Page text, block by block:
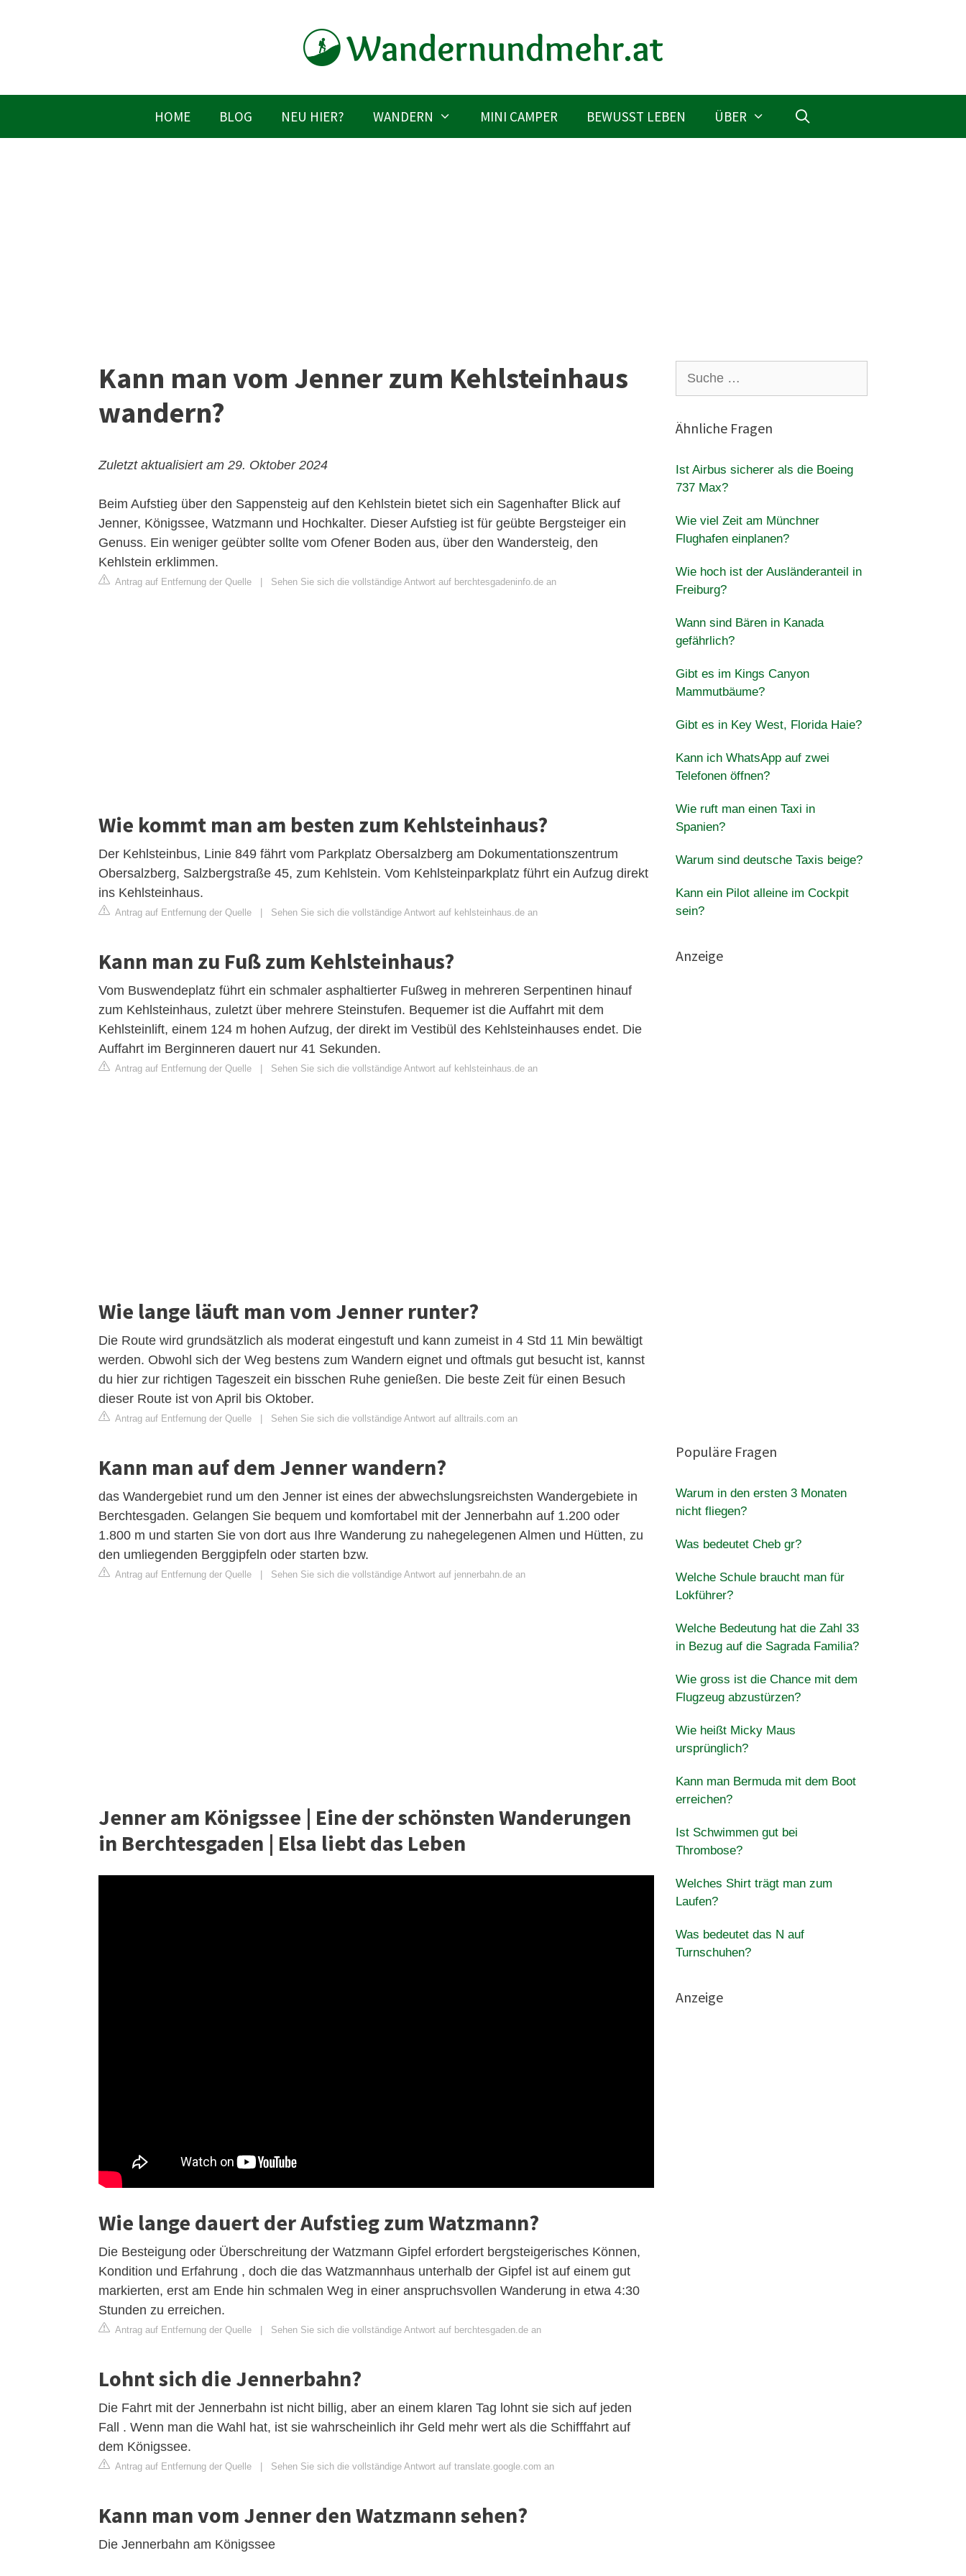
HOME BLOG NEU HIER? WANDERN MINI CAMPER BEWUSST LEBEN ÜBER
Kann man vom Jenner zum Kehlsteinhaus
wandern?
Zuletzt aktualisiert am 29. Oktober 2024
Beim Aufstieg über den Sappensteig auf den Kehlstein bietet sich ein Sagenhafter Blick auf
Jenner, Königssee, Watzmann und Hochkalter. Dieser Aufstieg ist für geübte Bergsteiger ein
Genuss. Ein weniger geübter sollte vom Ofener Boden aus, über den Wandersteig, den
Kehlstein erklimmen.
Antrag auf Entfernung der Quelle Sehen Sie sich die vollständige Antwort auf berchtesgadeninfo.de an
Wie kommt man am besten zum Kehlsteinhaus?
Der Kehlsteinbus, Linie 849 fährt vom Parkplatz Obersalzberg am Dokumentationszentrum
Obersalzberg, Salzbergstraße 45, zum Kehlstein. Vom Kehlsteinparkplatz führt ein Aufzug direkt
ins Kehlsteinhaus.
Antrag auf Entfernung der Quelle Sehen Sie sich die vollständige Antwort auf kehlsteinhaus.de an
Kann man zu Fuß zum Kehlsteinhaus?
Vom Buswendeplatz führt ein schmaler asphaltierter Fußweg in mehreren Serpentinen hinauf
zum Kehlsteinhaus, zuletzt über mehrere Steinstufen. Bequemer ist die Auffahrt mit dem
Kehlsteinlift, einem 124 m hohen Aufzug, der direkt im Vestibül des Kehlsteinhauses endet. Die
Auffahrt im Berginneren dauert nur 41 Sekunden.
Antrag auf Entfernung der Quelle Sehen Sie sich die vollständige Antwort auf kehlsteinhaus.de an
Wie lange läuft man vom Jenner runter?
Die Route wird grundsätzlich als moderat eingestuft und kann zumeist in 4 Std 11 Min bewältigt
werden. Obwohl sich der Weg bestens zum Wandern eignet und oftmals gut besucht ist, kannst
du hier zur richtigen Tageszeit ein bisschen Ruhe genießen. Die beste Zeit für einen Besuch
dieser Route ist von April bis Oktober.
Antrag auf Entfernung der Quelle Sehen Sie sich die vollständige Antwort auf alltrails.com an
Kann man auf dem Jenner wandern?
das Wandergebiet rund um den Jenner ist eines der abwechslungsreichsten Wandergebiete in
Berchtesgaden. Gelangen Sie bequem und komfortabel mit der Jennerbahn auf 1.200 oder
1.800 m und starten Sie von dort aus Ihre Wanderung zu nahegelegenen Almen und Hütten, zu
den umliegenden Berggipfeln oder starten bzw.
Antrag auf Entfernung der Quelle Sehen Sie sich die vollständige Antwort auf jennerbahn.de an
Jenner am Königssee | Eine der schönsten Wanderungen
in Berchtesgaden | Elsa liebt das Leben
Wie lange dauert der Aufstieg zum Watzmann?
Die Besteigung oder Überschreitung der Watzmann Gipfel erfordert bergsteigerisches Können,
Kondition und Erfahrung , doch die das Watzmannhaus unterhalb der Gipfel ist auf einem gut
markierten, erst am Ende hin schmalen Weg in einer anspruchsvollen Wanderung in etwa 4:30
Stunden zu erreichen.
Antrag auf Entfernung der Quelle | Sehen Sie sich die vollständige Antwort auf berchtesgaden.de an
Lohnt sich die Jennerbahn?
Die Fahrt mit der Jennerbahn ist nicht billig, aber an einem klaren Tag lohnt sie sich auf jeden
Fall . Wenn man die Wahl hat, ist sie wahrscheinlich ihr Geld mehr wert als die Schifffahrt auf
dem Königssee.
Antrag auf Entfernung der Quelle | Sehen Sie sich die vollständige Antwort auf translate.google.com an
Kann man vom Jenner den Watzmann sehen?
Die Jennerbahn am Königssee
nach:
Ähnliche Fragen
Ist Airbus sicherer als die Boeing
737 Max?
Wie viel Zeit am Münchner
Flughafen einplanen?
Wie hoch ist der Ausländeranteil in
Freiburg?
Wann sind Bären in Kanada
gefährlich?
Gibt es im Kings Canyon
Mammutbäume?
Gibt es in Key West, Florida Haie?
Kann ich WhatsApp auf zwei
Telefonen öffnen?
Wie ruft man einen Taxi in
Spanien?
Warum sind deutsche Taxis beige?
Kann ein Pilot alleine im Cockpit
sein?
Anzeige
Populäre Fragen
Warum in den ersten 3 Monaten
nicht fliegen?
Was bedeutet Cheb gr?
Welche Schule braucht man für
Lokführer?
Welche Bedeutung hat die Zahl 33
in Bezug auf die Sagrada Familia?
Wie gross ist die Chance mit dem
Flugzeug abzustürzen?
Wie heißt Micky Maus
ursprünglich?
Kann man Bermuda mit dem Boot
erreichen?
Ist Schwimmen gut bei
Thrombose?
Welches Shirt trägt man zum
Laufen?
Was bedeutet das N auf
Turnschuhen?
Anzeige